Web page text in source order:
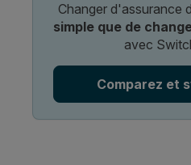
Changer d'assurance
simple que de
avec
Comparez et